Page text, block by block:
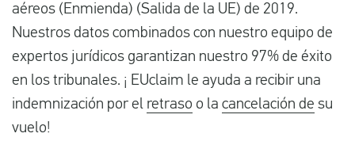
aéreos (Enmienda) (Salida de la UE) de 2019.
Nuestros datos combinados con nuestro equipo de
expertos jurídicos garantizan nuestro 97% de éxito
en los tribunales. ¡ EUclaim le ayuda a recibir una
indemnización por el retraso o la cancelación de su
vuelo!